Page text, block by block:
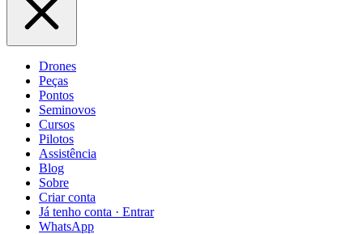
Drones
Peças
Pontos
Seminovos
Cursos
Pilotos
Assistência
Blog
Sobre
Criar conta
Já tenho conta · Entrar
WhatsApp